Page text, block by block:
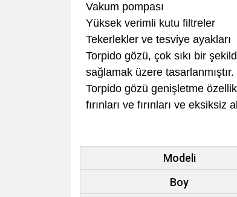
Vakum pompası
Yüksek verimli kutu filtreler
Tekerlekler ve tesviye ayakları
Torpido gözü, çok sıkı bir
sağlamak üzere tasarlanmıştır.
Torpido gözü genişletme
fırınları ve fırınları ve
Modeli
Boy